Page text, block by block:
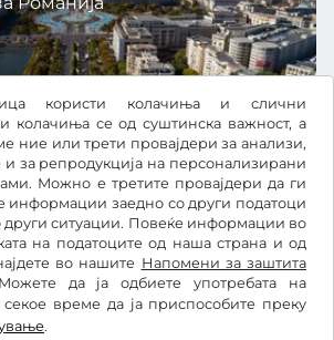
користи колачиња и слични
колачиња се од суштинска важност, а
ние или трети провајдери за анализи,
и за репродукција на персонализирани
Можно е третите провајдери да ги
информации заедно со други податоци
други ситуации. Повеќе информации во
на податоците од наша страна и од
во нашите Напомени за заштита
да ја одбиете употребата на
време да ја приспособите преку
.
/ Право на откажување